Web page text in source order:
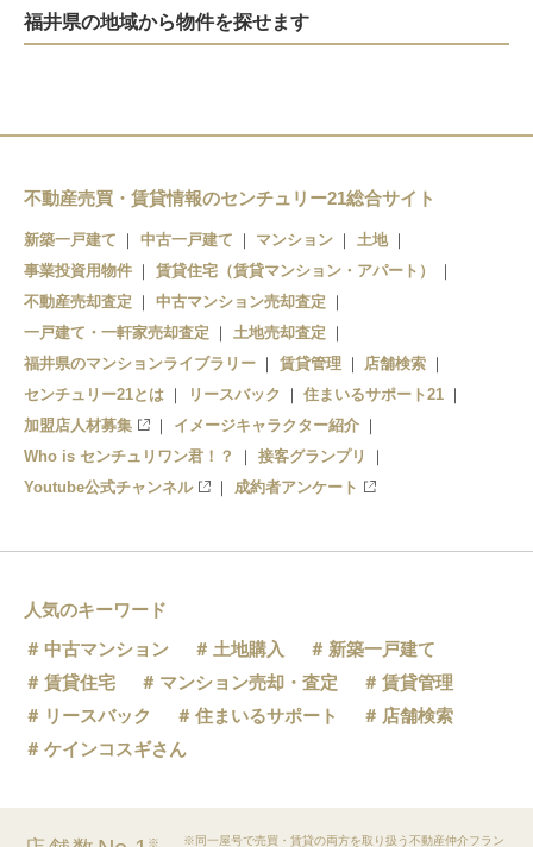
福井県の地域から物件を探せます
不動産売買・賃貸情報のセンチュリー21総合サイト
新築一戸建て 中古一戸建て マンション
土地
事業投資用物件
賃貸住宅（賃貸マンション・アパート）
不動産売却査定
中古マンション売却査定
一戸建て・一軒家売却査定
土地売却査定
福井県のマンションライブラリー
賃貸管理
店舗検索
センチュリー21とは
リースバック
住まいるサポート21
加盟店人材募集
イメージキャラクター紹介
Who is センチュリワン君！？
接客グランプリ
Youtube公式チャンネル
成約者アンケート
人気のキーワード
中古マンション
土地購入
新築一戸建て
賃貸住宅
マンション売却・査定
賃貸管理
リースバック
住まいるサポート
店舗検索
ケインコスギさん
※ ※同一屋号で売買・賃貸の両方を取り扱う不動産仲介フラン